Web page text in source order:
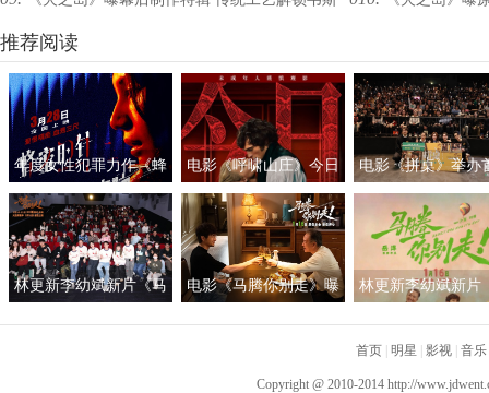
式萌犬世界
推荐阅读
年度女性犯罪力作《蜂
蜜的针》定档3月28日
绝版影后阵容癫
电影《呼啸山庄》今日
上映
电影《拼桌》举办
礼及路演 白色情人
约搭子稳稳幸福
林更新李幼斌新片《马
电影《马腾你别走》曝
生“新地图”
林更新李幼斌新片
首页 明星 影视 音乐
Copyright @ 2010-2014 http://